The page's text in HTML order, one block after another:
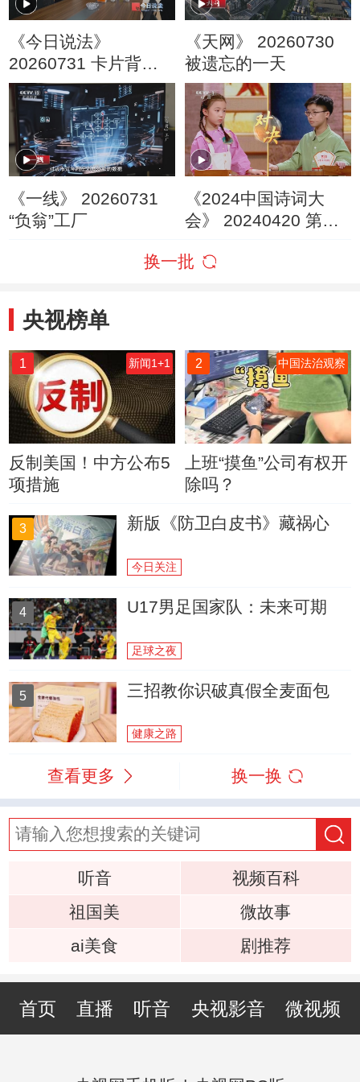
《今日说法》
20260731 卡片背后
的非法放贷网
《天网》 20260730
被遗忘的一天
《一线》 20260731
“负翁”工厂
《2024中国诗词大
会》 20240420 第七
换一批
央视榜单
1 新闻1+1
反制美国！中方公布5
项措施
2 中国法治观察
上班“摸鱼”公司有权开
除吗？
3 新版《防卫白皮书》藏祸心
今日关注
4 U17男足国家队：未来可期
足球之夜
5 三招教你识破真假全麦面包
健康之路
查看更多 换一换
听音
视频百科
祖国美
微故事
ai美食
剧推荐
首页 直播 听音 央视影音 微视频